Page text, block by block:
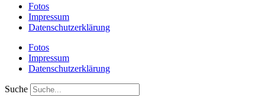
Fotos
Impressum
Datenschutzerklärung
Fotos
Impressum
Datenschutzerklärung
Suche